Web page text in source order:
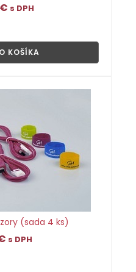
€ s DPH
KOŠÍKA
(sada 4 ks)
s DPH